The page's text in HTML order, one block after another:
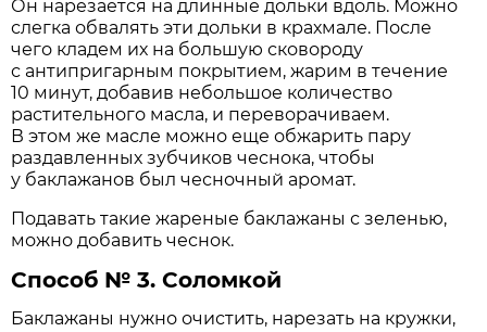
Он нарезается на длинные дольки вдоль. Можно
слегка обвалять эти дольки в крахмале. После
чего кладем их на большую сковороду
с антипригарным покрытием, жарим в течение
10 минут, добавив небольшое количество
растительного масла, и переворачиваем.
В этом же масле можно еще обжарить пару
раздавленных зубчиков чеснока, чтобы
у баклажанов был чесночный аромат.
Подавать такие жареные баклажаны с зеленью,
можно добавить чеснок.
Способ № 3. Соломкой
Баклажаны нужно очистить, нарезать на кружки,